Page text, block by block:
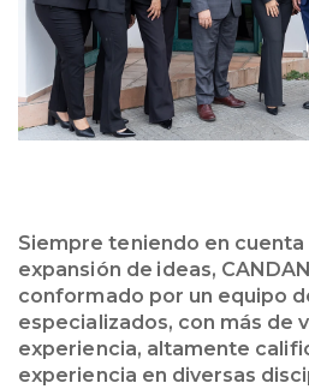
Siempre teniendo en
expansión de ideas,
conformado por un equipo
especializados, con más de
experiencia, altamente
experiencia en diversas